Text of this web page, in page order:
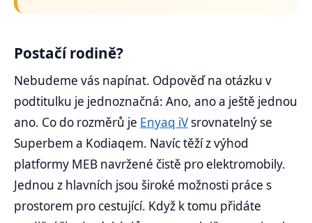
Postačí rodině?
Nebudeme vás napínat. Odpověď na otázku v
podtitulku je jednoznačná: Ano, ano a ještě jednou
ano. Co do rozměrů je Enyaq iVsrovnatelný se
Superbem a Kodiaqem. Navíc těží z výhod
platformy MEB navržené čistě pro elektromobily.
Jednou z hlavních jsou široké možnosti práce s
prostorem pro cestující. Když k tomu přidáte